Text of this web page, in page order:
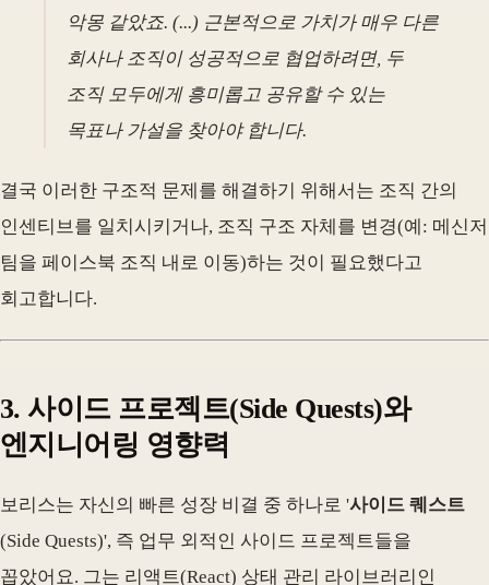
악몽 같았죠. (...) 근본적으로 가치가 매우 다른
회사나 조직이 성공적으로 협업하려면, 두
조직 모두에게 흥미롭고 공유할 수 있는
목표나 가설을 찾아야 합니다.
결국 이러한 구조적 문제를 해결하기 위해서는 조직 간의
인센티브를 일치시키거나, 조직 구조 자체를 변경(예: 메신저
팀을 페이스북 조직 내로 이동)하는 것이 필요했다고
회고합니다.
3. 사이드 프로젝트(Side Quests)와
엔지니어링 영향력
보리스는 자신의 빠른 성장 비결 중 하나로 '사이드 퀘스트
(Side Quests)', 즉 업무 외적인 사이드 프로젝트들을
꼽았어요. 그는 리액트(React) 상태 관리 라이브러리인